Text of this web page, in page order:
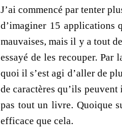
J’ai commencé par tenter
d’imaginer 15 applications
mauvaises, mais il y a tout
essayé de les recouper.
quoi il s’est agi d’aller de
de caractères qu’ils
pas tout un livre. Quoique
efficace que cela.